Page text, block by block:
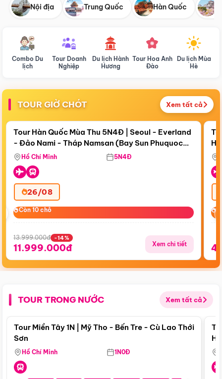
Nội địa Trung Quốc Hàn Quốc
Combo Du
lịch
Tour Doanh
Nghiệp
Du lịch Hành
Hương
Tour Hoa Anh
Đào
Du lịch Mùa
Hè
TOUR GIỜ CHÓT Xem tất cả
Còn18 ngày 22:28:47
Điểm nổi bật
Tour Hàn Quốc Mùa Thu 5N4Đ | Seoul - Everland
- Đảo Nami - Tháp Namsan (Bay Sun Phuquoc
Airways)
Hồ Chí Minh 5N4Đ
26/08
Còn 10 chỗ
Còn 10 chỗ
13.999.000đ -14%
11.999.000đ Xem chi tiết
TOUR TRONG NƯỚC Xem tất cả
Điểm nổi bật
Tour Miền Tây 1N | Mỹ Tho - Bến Tre - Cù Lao Thới
Sơn
Hồ Chí Minh 1N0Đ